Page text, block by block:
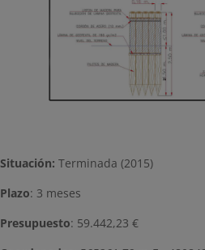
Situación: Terminada (2015)
Plazo: 3 meses
Presupuesto: 59.442,23 €